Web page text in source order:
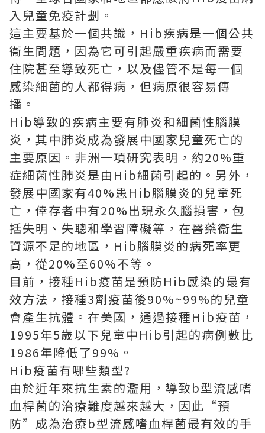
入兒童免疫計劃。
這主要基於一個共識，Hib疾病是一個公共
衞生問題，因為它可引起嚴重疾病而需要
住院甚至導致死亡，以及儘管不是每一個
感染細菌的人都得病，但病原很容易傳
播。
Hib導致的疾病主要有肺炎和細菌性腦膜
炎，其中肺炎成為發展中國家兒童死亡的
主要原因。非洲一項研究表明，約20%重
症細菌性肺炎是由Hib細菌引起的。另外，
發展中國家有40%患Hib腦膜炎的兒童死
亡，倖存者中有20%出現永久腦損害，包
括失明、失聰和學習障礙等，在醫藥衞生
資源不足的地區，Hib腦膜炎的病死率更
高，從20%至60%不等。
目前，接種Hib疫苗是預防Hib感染的最有
效方法，接種3劑疫苗後90%~99%的兒童
會產生抗體。在美國，通過接種Hib疫苗，
1995年5歲以下兒童中Hib引起的病例數比
1986年降低了99%。
Hib疫苗有哪些類型?
由於近年來抗生素的濫用，導致b型流感嗜
血桿菌的治療難度越來越大，因此“預
防”成為治療b型流感嗜血桿菌最有效的手